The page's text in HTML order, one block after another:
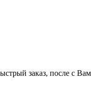
заказ, после с